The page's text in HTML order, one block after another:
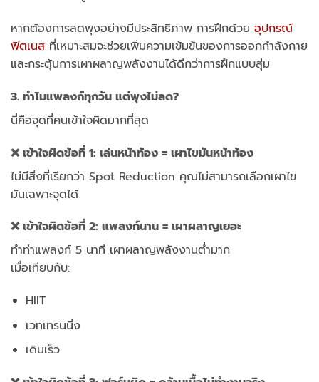
หากต้องการลดพุงอย่างมีประสิทธิภาพ การฝึกด้วย อุปกรณ์
ฟิตเนส ที่เหมาะสมจะช่วยเพิ่มความเข้มข้นของการออกกำลังกาย
และกระตุ้นการเผาผลาญพลังงานได้ดีกว่าการฝึกแบบสุ่ม
3. ทำไมแพลงก์ทุกวัน แต่พุงไม่ลด?
นี่คือจุดที่คนเข้าใจผิดมากที่สุด
❌ เข้าใจผิดข้อที่ 1: เล่นหน้าท้อง = เผาไขมันหน้าท้อง
ไม่มีสิ่งที่เรียกว่า Spot Reduction คุณไม่สามารถเลือกเผาไข
มันเฉพาะจุดได้
❌ เข้าใจผิดข้อที่ 2: แพลงก์นาน = เผาผลาญเยอะ
ทำท่าแพลงก์ 5 นาที เผาผลาญพลังงานต่ำมาก
เมื่อเทียบกับ:
HIIT
เวทเทรนนิ่ง
เดินเร็ว